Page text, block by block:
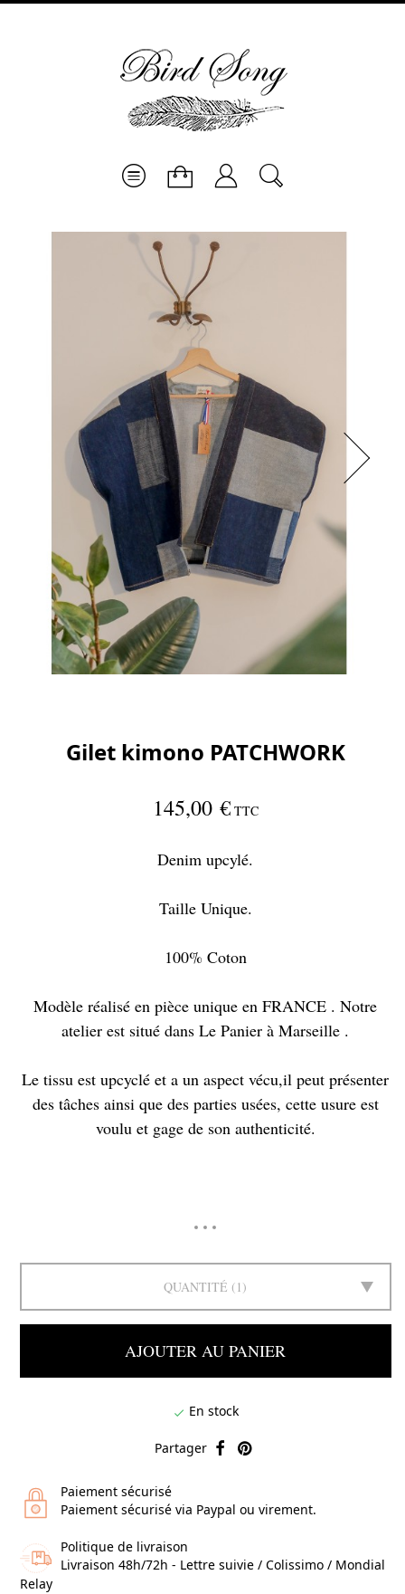
Gilet kimono PATCHWORK
145,00 € TTC
Denim upcylé.
Taille Unique.
100% Coton
Modèle réalisé en pièce unique en FRANCE . Notre
atelier est situé dans Le Panier à Marseille .
Le tissu est upcyclé et a un aspect vécu,il peut présenter
des tâches ainsi que des parties usées, cette usure est
voulu et gage de son authenticité.
QUANTITÉ 1
AJOUTER AU PANIER
 En stock
Partager
Paiement sécurisé
Paiement sécurisé via Paypal ou virement.
Politique de livraison
Livraison 48h/72h - Lettre suivie / Colissimo / Mondial
Relay